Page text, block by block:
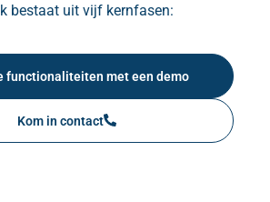
bestaat uit vijf kernfasen:
functionaliteiten met een demo
Kom in contact